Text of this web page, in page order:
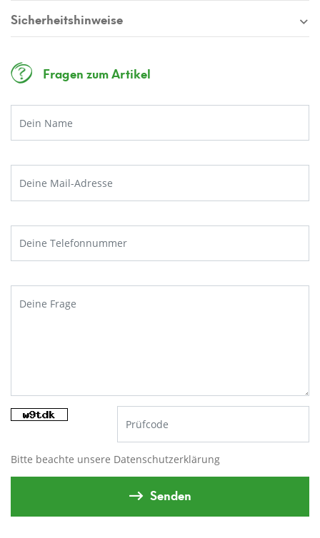
Sicherheitshinweise
Fragen zum Artikel
Bitte beachte unsere Datenschutzerklärung
Senden
Gutscheinab einem Einkaufswert von 250€.